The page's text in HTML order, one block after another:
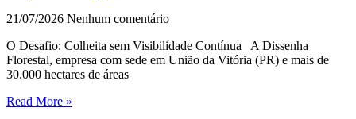
21/07/2026 Nenhum comentário
O Desafio: Colheita sem Visibilidade Contínua A Dissenha
Florestal, empresa com sede em União da Vitória (PR) e mais de
30.000 hectares de áreas
Read More »